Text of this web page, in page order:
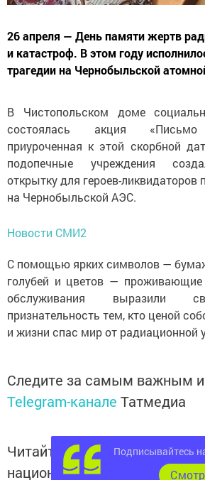
26 апреля — День памяти жертв
и катастроф. В этом году
трагедии на Чернобыльской
В Чистопольском доме
состоялась акция «Письмо
приуроченная к этой скорбной
подопечные учреждения
открытку для героев-ликвидаторов
на Чернобыльской АЭС.
Новости СМИ2
С помощью ярких символов —
голубей и цветов —
обслуживания выразили
признательность тем, кто ценой
и жизни спас мир от радиационной
Следите за самым важным
Telegram-канале Татмедиа
Читайте новости Татарстана
национальном мессенджере
Подписывайтесь